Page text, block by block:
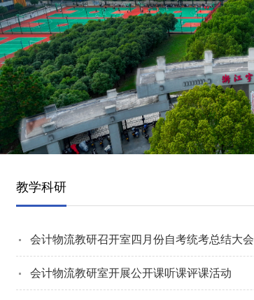
教学科研
会计物流教研召开室四月份自考统考总结大会
会计物流教研室开展公开课听课评课活动